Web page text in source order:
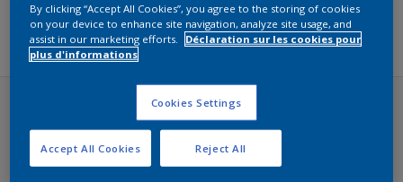
Filters
Cetol Color Card (16 couleurs)
Lasures Opaques
By clicking “Accept All Cookies”, you agree to the storing of cookies
on your device to enhance site navigation, analyze site usage, and
assist in our marketing efforts.
Déclaration sur les cookies pour
plus d'informations
Cookies Settings
Reject All
Accept All Cookies